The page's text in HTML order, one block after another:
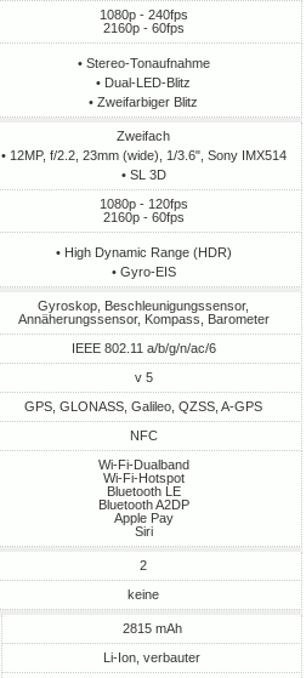
1080p - 240fps
2160p - 60fps
• Stereo-Tonaufnahme
• Dual-LED-Blitz
• Zweifarbiger Blitz
Zweifach
• 12MP, f/2.2, 23mm (wide), 1/3.6", Sony IMX514
• SL 3D
1080p - 120fps
2160p - 60fps
• High Dynamic Range (HDR)
• Gyro-EIS
Gyroskop, Beschleunigungssensor,
Annäherungssensor, Kompass, Barometer
IEEE 802.11 a/b/g/n/ac/6
v 5
GPS, GLONASS, Galileo, QZSS, A-GPS
NFC
Wi-Fi-Dualband
Wi-Fi-Hotspot
Bluetooth LE
Bluetooth A2DP
Apple Pay
Siri
2
keine
2815 mAh
Li-Ion, verbauter